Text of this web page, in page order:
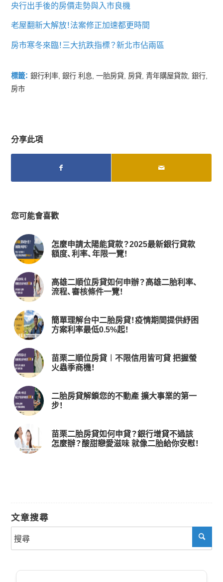
央行出手後的房價走勢與入市良機
老屋翻新大解放！法案修正加速都更時間
房市寒冬來臨！三大抗跌指標？新北市佔兩區
標籤： 銀行利率 ,銀行 利息 ,一胎房貸 房貸 ,青年購屋貸款 ,銀行
房市
分享此項
您可能會喜歡
怎麼申請太陽能貸款？2025最新銀行貸款
額度、利率、年限一覽！
高雄二順位房貸如何申辦？高雄二胎利率、
流程、審核條件一覽！
簡單理解台中二胎房貸！疫情期間提供紓困
方案利率最低0.5%起！
苗栗二順位房貸︱不限信用皆可貸 把握螢
火蟲季商機！
二胎房貸解鎖您的不動產 擴大事業的第一
步！
苗栗二胎房貸如何申貸？銀行增貸不過該
怎麼辦？酸甜戀愛滋味 就像二胎給你安慰！
文章搜尋